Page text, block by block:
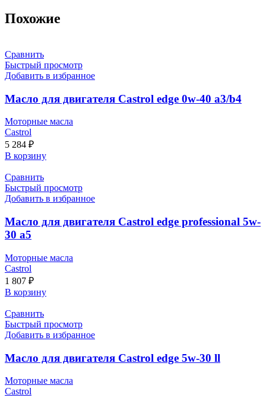
Похожие
Сравнить
Быстрый просмотр
Добавить в избранное
Масло для двигателя Castrol edge 0w-40 a3/b4
Моторные масла
Castrol
5 284 ₽
В корзину
Сравнить
Быстрый просмотр
Добавить в избранное
Масло для двигателя Castrol edge professional 5w-
30 a5
Моторные масла
Castrol
1 807 ₽
В корзину
Сравнить
Быстрый просмотр
Добавить в избранное
Масло для двигателя Castrol edge 5w-30 ll
Моторные масла
Castrol